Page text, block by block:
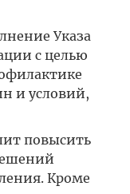
Указа
с целью
и условий,
повысить
Кроме